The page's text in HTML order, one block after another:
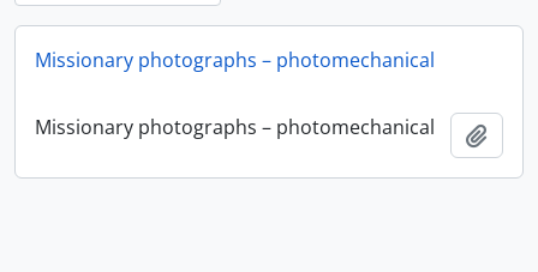
Missionary photographs – photomechanical
Missionary photographs – photomechanical